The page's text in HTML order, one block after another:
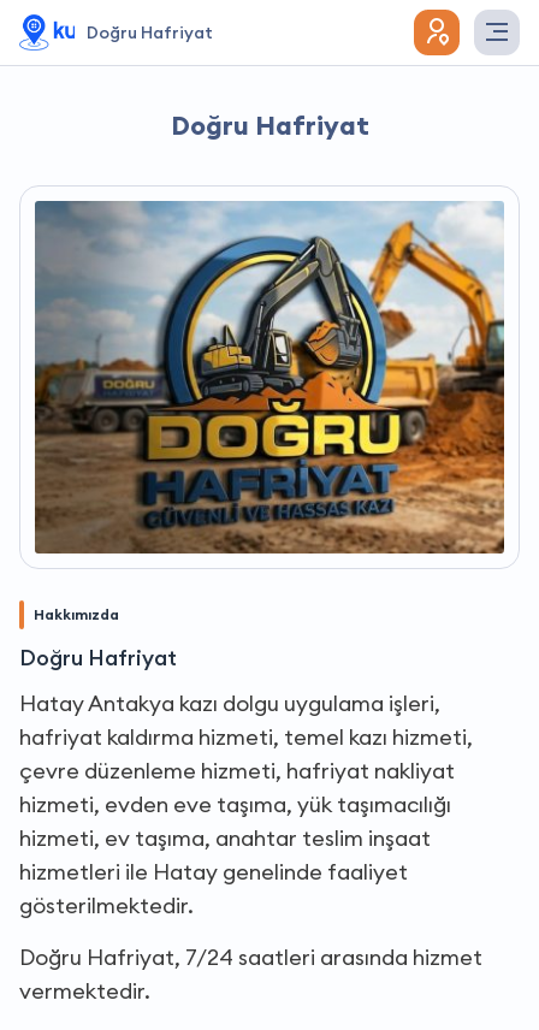
Doğru Hafriyat
Doğru Hafriyat
Hakkımızda
Doğru Hafriyat
Hatay Antakya kazı dolgu uygulama işleri,
hafriyat kaldırma hizmeti, temel kazı hizmeti,
çevre düzenleme hizmeti, hafriyat nakliyat
hizmeti, evden eve taşıma, yük taşımacılığı
hizmeti, ev taşıma, anahtar teslim inşaat
hizmetleri ile Hatay genelinde faaliyet
gösterilmektedir.
Doğru Hafriyat, 7/24 saatleri arasında hizmet
vermektedir.